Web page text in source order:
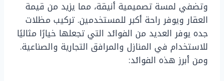
وتضفي لمسة تصميمية أنيقة، مما يزيد من قيمة
العقار ويوفر راحة أكبر للمستخدمين. تركيب مظلات
جده يوفر العديد من الفوائد التي تجعلها خيارًا مثاليًا
للاستخدام في المنازل والمرافق التجارية والصناعية.
ومن أبرز هذه الفوائد: